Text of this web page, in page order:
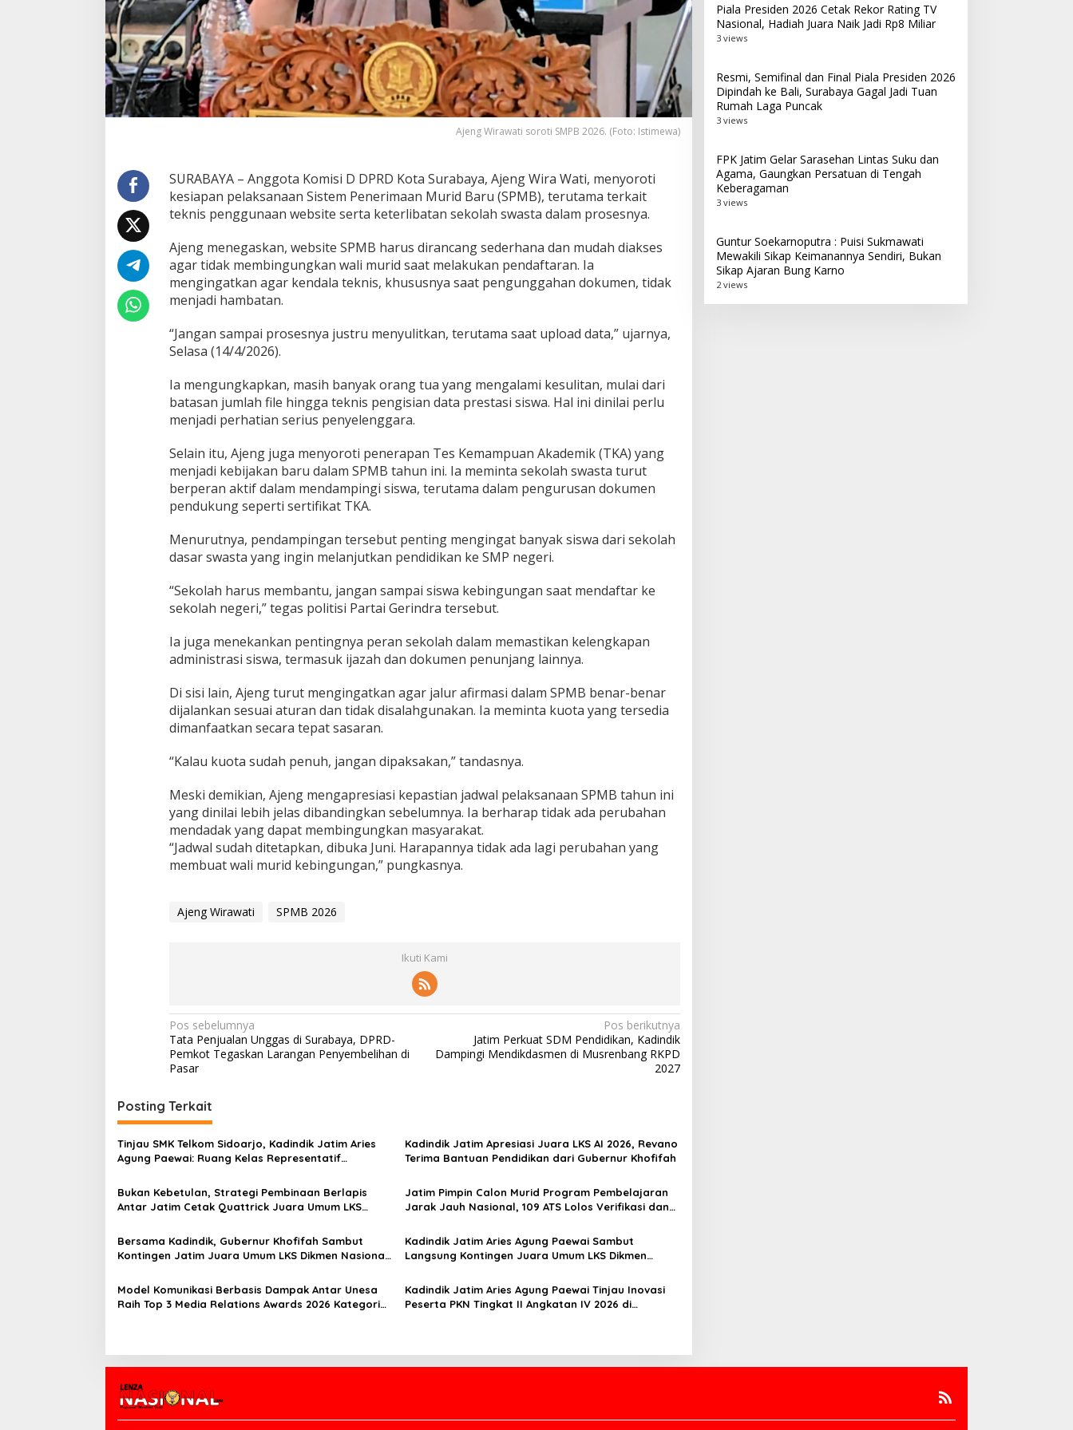
a
h
a
n
W
e
b
s
i
a
n
P
e
a
n
S
e
k
l
a
S
w
a
s
a
Ajeng Wirawati soroti SMPB 2026. (Foto: Istimewa)
SURABAYA – Anggota Komisi D DPRD Kota Surabaya, Ajeng Wira Wati, menyoroti
kesiapan pelaksanaan Sistem Penerimaan Murid Baru (SPMB), terutama terkait
teknis penggunaan website serta keterlibatan sekolah swasta dalam prosesnya.
Ajeng menegaskan, website SPMB harus dirancang sederhana dan mudah diakses
agar tidak membingungkan wali murid saat melakukan pendaftaran. Ia
mengingatkan agar kendala teknis, khususnya saat pengunggahan dokumen, tidak
menjadi hambatan.
“Jangan sampai prosesnya justru menyulitkan, terutama saat upload data,” ujarnya,
Selasa (14/4/2026).
Ia mengungkapkan, masih banyak orang tua yang mengalami kesulitan, mulai dari
batasan jumlah file hingga teknis pengisian data prestasi siswa. Hal ini dinilai perlu
menjadi perhatian serius penyelenggara.
Selain itu, Ajeng juga menyoroti penerapan Tes Kemampuan Akademik (TKA) yang
menjadi kebijakan baru dalam SPMB tahun ini. Ia meminta sekolah swasta turut
berperan aktif dalam mendampingi siswa, terutama dalam pengurusan dokumen
pendukung seperti sertifikat TKA.
Menurutnya, pendampingan tersebut penting mengingat banyak siswa dari sekolah
dasar swasta yang ingin melanjutkan pendidikan ke SMP negeri.
“Sekolah harus membantu, jangan sampai siswa kebingungan saat mendaftar ke
sekolah negeri,” tegas politisi Partai Gerindra tersebut.
Ia juga menekankan pentingnya peran sekolah dalam memastikan kelengkapan
administrasi siswa, termasuk ijazah dan dokumen penunjang lainnya.
Di sisi lain, Ajeng turut mengingatkan agar jalur afirmasi dalam SPMB benar-benar
dijalankan sesuai aturan dan tidak disalahgunakan. Ia meminta kuota yang tersedia
dimanfaatkan secara tepat sasaran.
“Kalau kuota sudah penuh, jangan dipaksakan,” tandasnya.
Meski demikian, Ajeng mengapresiasi kepastian jadwal pelaksanaan SPMB tahun ini
yang dinilai lebih jelas dibandingkan sebelumnya. Ia berharap tidak ada perubahan
mendadak yang dapat membingungkan masyarakat.
“Jadwal sudah ditetapkan, dibuka Juni. Harapannya tidak ada lagi perubahan yang
membuat wali murid kebingungan,” pungkasnya.
Ajeng Wirawati SPMB 2026
Ikuti Kami
N
a
v
i
g
a
s
i
p
s
Pos sebelumnya
Tata Penjualan Unggas di Surabaya, DPRD-
Pemkot Tegaskan Larangan Penyembelihan di
Pasar
Pos berikutnya
Jatim Perkuat SDM Pendidikan, Kadindik
Dampingi Mendikdasmen di Musrenbang RKPD
2027
Posting Terkait
Tinjau SMK Telkom Sidoarjo, Kadindik Jatim Aries
Agung Paewai: Ruang Kelas Representatif
Kadindik Jatim Apresiasi Juara LKS AI 2026, Revano
Terima Bantuan Pendidikan dari Gubernur Khofifah
Bukan Kebetulan, Strategi Pembinaan Berlapis
Antar Jatim Cetak Quattrick Juara Umum LKS
Jatim Pimpin Calon Murid Program Pembelajaran
Jarak Jauh Nasional, 109 ATS Lolos Verifikasi dan
Bersama Kadindik, Gubernur Khofifah Sambut
Kontingen Jatim Juara Umum LKS Dikmen Nasional
Kadindik Jatim Aries Agung Paewai Sambut
Langsung Kontingen Juara Umum LKS Dikmen
Model Komunikasi Berbasis Dampak Antar Unesa
Raih Top 3 Media Relations Awards 2026 Kategori
Kadindik Jatim Aries Agung Paewai Tinjau Inovasi
Peserta PKN Tingkat II Angkatan IV 2026 di
Piala Presiden 2026 Cetak Rekor Rating TV
Nasional, Hadiah Juara Naik Jadi Rp8 Miliar
3 views
Resmi, Semifinal dan Final Piala Presiden 2026
Dipindah ke Bali, Surabaya Gagal Jadi Tuan
Rumah Laga Puncak
3 views
FPK Jatim Gelar Sarasehan Lintas Suku dan
Agama, Gaungkan Persatuan di Tengah
Keberagaman
3 views
Guntur Soekarnoputra : Puisi Sukmawati
Mewakili Sikap Keimanannya Sendiri, Bukan
Sikap Ajaran Bung Karno
2 views